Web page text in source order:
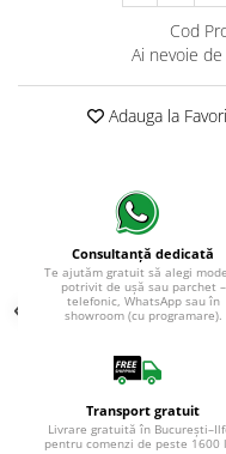
Progress 10 mm
Robusto 12 mm
Cod
Ai nevoie
Adauga la
Consultanță dedicată
Te ajutăm gratuit să alegi
potrivit de ușă sau parchet –
telefonic, WhatsApp sau în
showroom (cu programare).
Transport gratuit
Livrare gratuită în
pentru comenzi de peste 1600